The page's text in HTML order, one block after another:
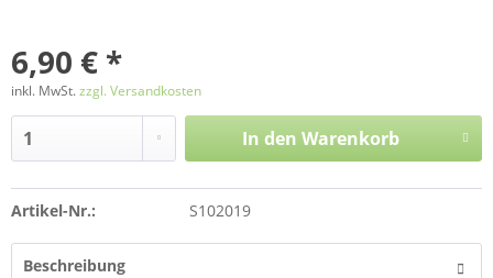
6,90 € *
inkl. MwSt.zzgl. Versandkosten
In den Warenkorb
Artikel-Nr.: S102019
Beschreibung